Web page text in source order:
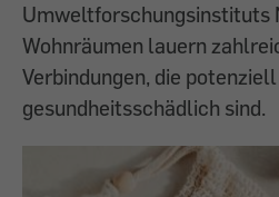
Umweltforschungsinstituts
Wohnräumen lauern
Verbindungen, die potenziell
gesundheitsschädlich sind.